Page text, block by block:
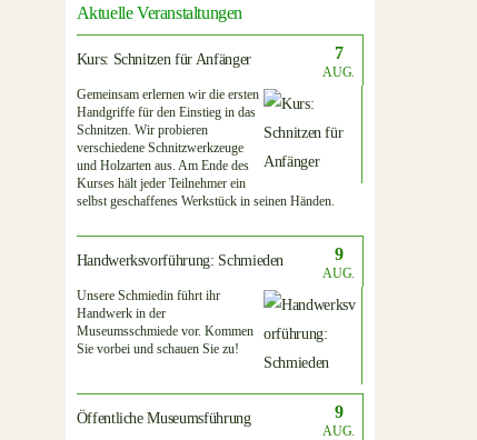
Aktuelle Veranstaltungen
Kurs: Schnitzen für Anfänger 7
AUG.
Gemeinsam erlernen wir die ersten
Handgriffe für den Einstieg in das
Schnitzen. Wir probieren
verschiedene Schnitzwerkzeuge
und Holzarten aus. Am Ende des
Kurses hält jeder Teilnehmer ein
selbst geschaffenes Werkstück in seinen Händen.
Handwerksvorführung: Schmieden 9
AUG.
Unsere Schmiedin führt ihr
Handwerk in der
Museumsschmiede vor. Kommen
Sie vorbei und schauen Sie zu!
Öffentliche Museumsführung 9
AUG.